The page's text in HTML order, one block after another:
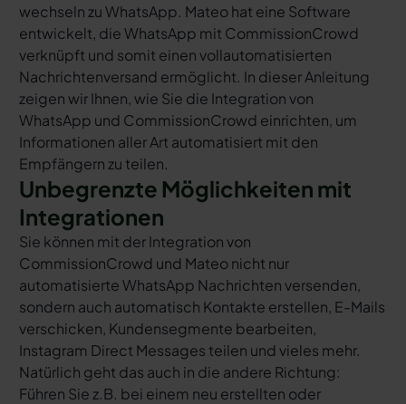
wechseln zu WhatsApp. Mateo hat eine Software
entwickelt, die WhatsApp mit CommissionCrowd
verknüpft und somit einen vollautomatisierten
Nachrichtenversand ermöglicht. In dieser Anleitung
zeigen wir Ihnen, wie Sie die Integration von
WhatsApp und CommissionCrowd einrichten, um
Informationen aller Art automatisiert mit den
Empfängern zu teilen.
Unbegrenzte Möglichkeiten mit
Integrationen
Sie können mit der Integration von
CommissionCrowd und Mateo nicht nur
automatisierte WhatsApp Nachrichten versenden,
sondern auch automatisch Kontakte erstellen, E-Mails
verschicken, Kundensegmente bearbeiten,
Instagram Direct Messages teilen und vieles mehr.
Natürlich geht das auch in die andere Richtung:
Führen Sie z.B. bei einem neu erstellten oder